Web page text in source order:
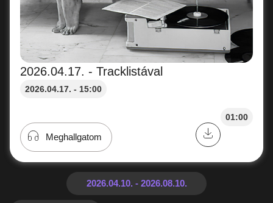
2026.04.17. - Tracklistával
2026.04.17. - 15:00
01:00
Meghallgatom